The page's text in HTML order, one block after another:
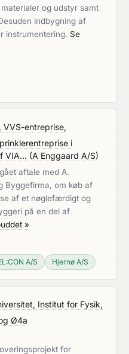
og udstyr samt
indbygning af
instrumentering. Se
VVS-entreprise,
i
VIA... (A Enggaard A/S)
aftale med A.
Byggefirma, om køb af
af et nøglefærdigt og
på en del af
»
A/S Hjernø A/S
Institut for Fysik,
Ø4a
for